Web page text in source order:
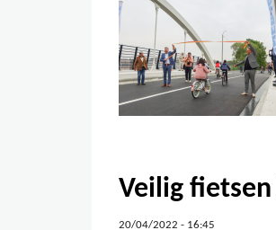
Veilig
20/04/2022 - 16:45